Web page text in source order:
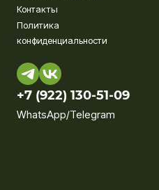
Контакты
Политика
конфиденциальности
+7 (922) 130-51-09‬
WhatsApp/Telegram